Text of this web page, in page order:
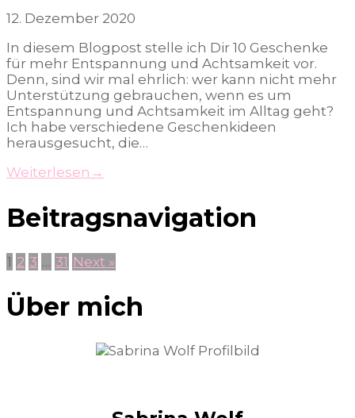
12. Dezember 2020
In diesem Blogpost stelle ich Dir 10 Geschenke
für mehr Entspannung und Achtsamkeit vor.
Denn, sind wir mal ehrlich: wer kann nicht mehr
Unterstützung gebrauchen, wenn es um
Entspannung und Achtsamkeit im Alltag geht?
Ich habe verschiedene Geschenkideen
herausgesucht, die…
Weiterlesen →
Beitragsnavigation
1 2 3 … 31 Next »
Über mich